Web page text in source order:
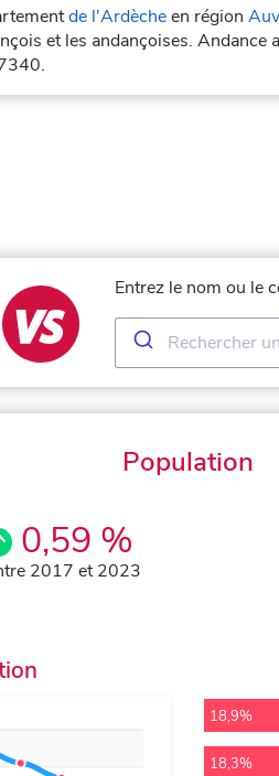
de l'Ardècheen région
et les andançoises. Andance
Entrez le nom ou le
Population
0,59 %
2017 et 2023
18,9%
18,3%